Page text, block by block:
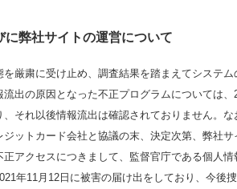
に弊社サイトの運営について
厳粛に受け止め、調査結果を踏まえてシステ
流出の原因となった不正プログラムについては
、それ以後情報流出は確認されておりません。
ジットカード会社と協議の末、決定次第、弊社
アクセスにつきまして、監督官庁である個人
年11月12日に被害の届け出をしており、今後